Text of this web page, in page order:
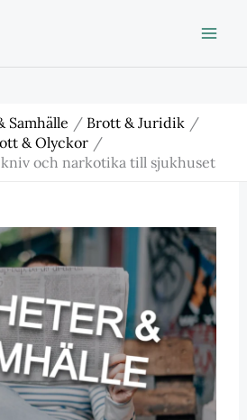
Samhälle
Brott & Juridik
& Olyckor
och narkotika till sjukhuset